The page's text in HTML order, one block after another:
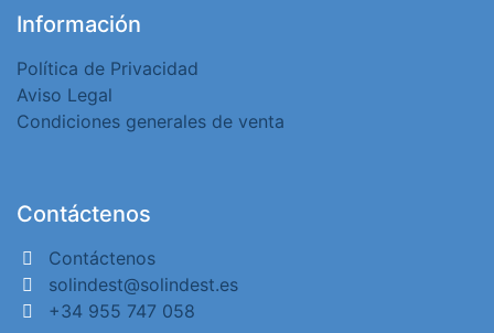
Información
Política de Privacidad
Aviso Legal
Condiciones generales de venta
Contáctenos
Contáctenos
solindest@solindest.es
+34 955 747 058